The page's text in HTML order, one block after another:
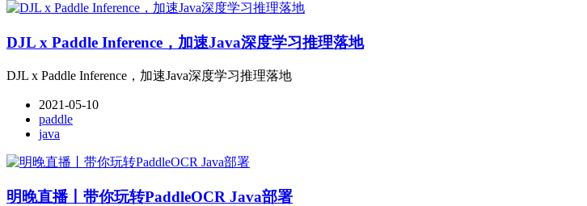
DJL x Paddle Inference，加速Java深度学习推理落地
DJL x Paddle Inference，加速Java深度学习推理落地
2021-05-10
paddle
java
明晚直播丨带你玩转PaddleOCR Java部署